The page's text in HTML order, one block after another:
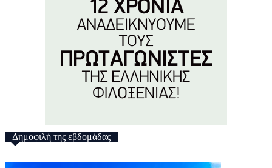
Δημοφιλή της εβδομάδας